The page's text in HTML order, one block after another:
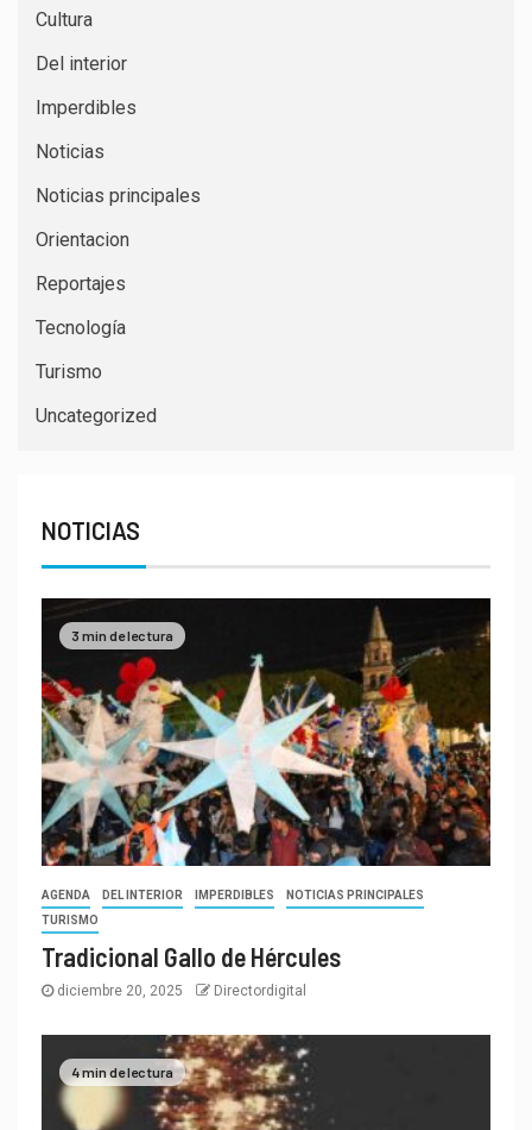
Cultura
Del interior
Imperdibles
Noticias
Noticias principales
Orientacion
Reportajes
Tecnología
Turismo
Uncategorized
NOTICIAS
3 min de lectura
AGENDA DEL INTERIOR IMPERDIBLES
NOTICIAS PRINCIPALES
TURISMO
Tradicional Gallo de Hércules
diciembre 20, 2025 Directordigital
4 min de lectura